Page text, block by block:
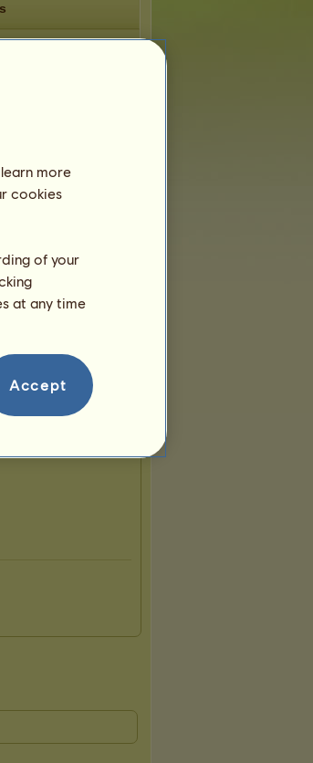
Nectarinia
Welsh 2026
more
cookies
of your
at any time
Accept